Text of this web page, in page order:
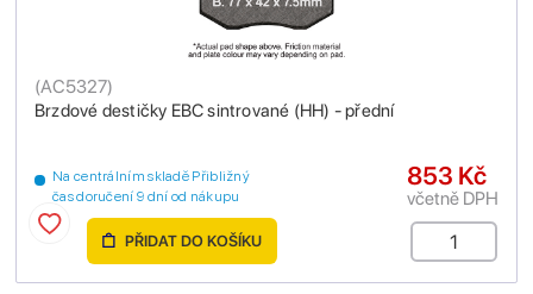
Brzdové destičky EBC sintrované (HH) - přední
(AC5327)
Na centrálním skladě Přibližný
čas doručení 9 dní od nákupu
853 Kč
včetně DPH
PŘIDAT DO KOŠÍKU